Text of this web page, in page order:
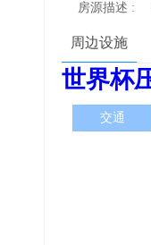
房源描述 :
周边设施